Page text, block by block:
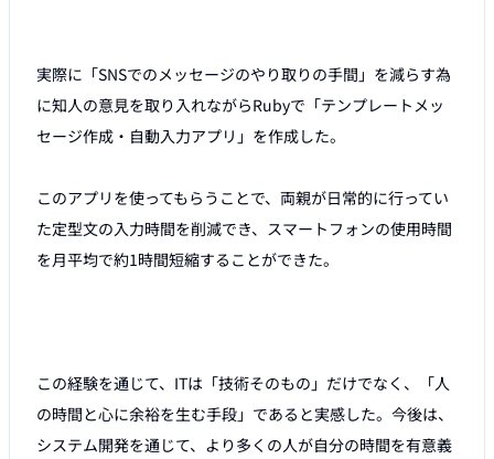
実際に「SNSでのメッセージのやり取りの手間」を減らす為
に知人の意見を取り入れながらRubyで「テンプレートメッ
セージ作成・自動入力アプリ」を作成した。
このアプリを使ってもらうことで、両親が日常的に行ってい
た定型文の入力時間を削減でき、スマートフォンの使用時間
を月平均で約1時間短縮することができた。
この経験を通じて、ITは「技術そのもの」だけでなく、「人
の時間と心に余裕を生む手段」であると実感した。今後は、
システム開発を通じて、より多くの人が自分の時間を有意義